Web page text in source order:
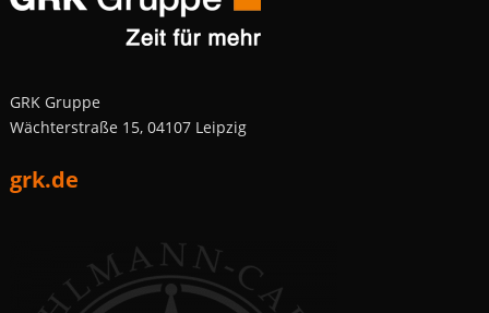
GRK Gruppe
Wächterstraße 15, 04107 Leipzig
grk.de